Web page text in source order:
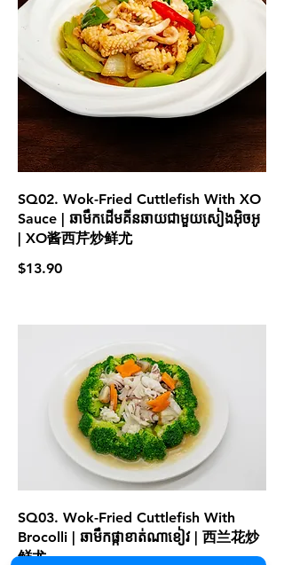
SQ02. Wok-Fried Cuttlefish With XO
Sauce | ឆាមឹកដើមគីនឆាយជាមួយសៀងអ៊ិចអូ
| XO酱西芹炒鲜尤
$13.90
SQ03. Wok-Fried Cuttlefish With
Brocolli | ឆាមឹកផ្កាខាត់ណាខៀវ | 西兰花炒
鲜尤